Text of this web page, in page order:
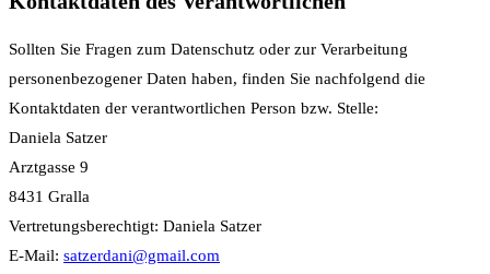
Sollten Sie Fragen zum Datenschutz oder zur Verarbeitung
personenbezogener Daten haben, finden Sie nachfolgend die
Kontaktdaten der verantwortlichen Person bzw. Stelle:
Daniela Satzer
Arztgasse 9
8431 Gralla
Vertretungsberechtigt: Daniela Satzer
E-Mail: satzerdani@gmail.com